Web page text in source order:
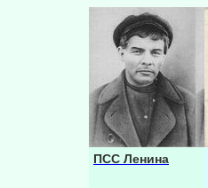
ПСС Ленина